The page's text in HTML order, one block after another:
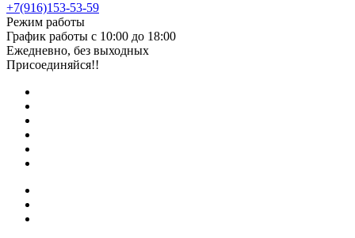
+7(916)153-53-59
Режим работы
График работы с 10:00 до 18:00
Ежедневно, без выходных
Присоединяйся!!